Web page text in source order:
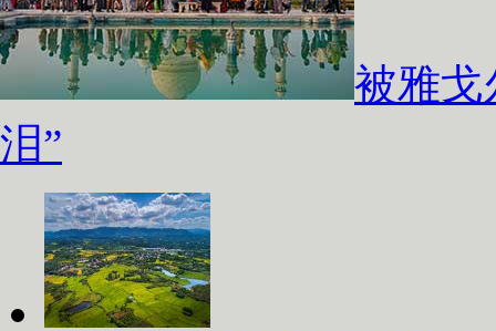
被雅戈
泪”